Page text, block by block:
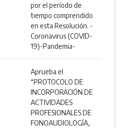
por el período de
tiempo comprendido
en esta Resolución. -
Coronavirus (COVID-
19)-Pandemia-
Aprueba el
“PROTOCOLO DE
INCORPORACIÓN DE
ACTIVIDADES
PROFESIONALES DE
FONOAUDIOLOGÍA,